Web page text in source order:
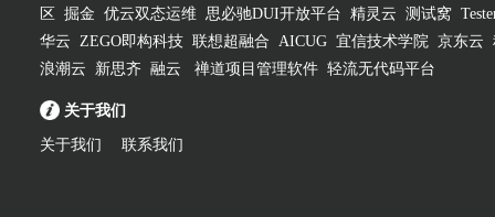
区
掘金 优云双态运维 思必驰DUI开放平台 精灵云 测试窝
华云 ZEGO即构科技 联想超融合 AICUG 宜信技术学院 京东云
浪潮云
新思齐 融云 禅道项目管理软件 轻流无代码平台
关于我们
关于我们 联系我们